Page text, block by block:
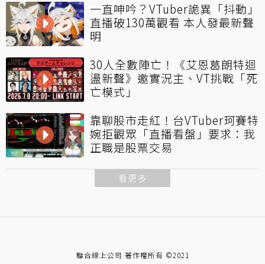
一直呻吟？VTuber詭異「抖動」
直播破130萬觀看 本人發最新聲
明
30人全數陣亡！《艾恩葛朗特迴
盪新聲》邀實況主、VT挑戰「死
亡模式」
靠聊股市走紅！台VTuber珂賽特
婉拒觀眾「直播看盤」要求：我
正職是股票交易
看更多
聯合線上公司 著作權所有 ©2021